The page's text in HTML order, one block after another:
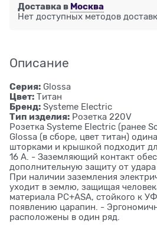
Доставка в Москва
Нет доступных методов
Описание
Серия: Glossa
Цвет: Титан
Бренд: Systeme Electric
Тип изделия: Розетка 220V
Розетка Systeme Electric (ранее
Glossa (в сборе, цвет титан)
шторками и крышкой подходит
16 А. - Заземляющий контакт
дополнительную защиту от удара
При наличии заземления
уходит в землю, защищая
материала PС+ASA, стойкого к
появлению царапин. -
расположены в один ряд.